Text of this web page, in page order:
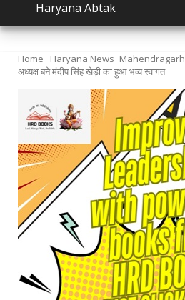
Haryana Abtak
Home Haryana News Mahendragarh
अध्यक्ष बने मंदीप सिंह खेड़ी का हुआ भव्य स्वागत